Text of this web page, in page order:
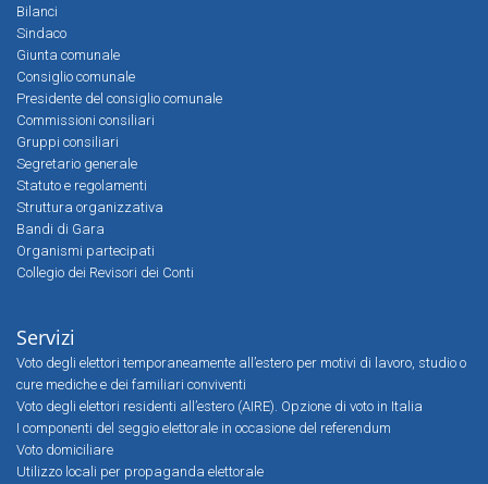
Bilanci
Sindaco
Giunta comunale
Consiglio comunale
Presidente del consiglio comunale
Commissioni consiliari
Gruppi consiliari
Segretario generale
Statuto e regolamenti
Struttura organizzativa
Bandi di Gara
Organismi partecipati
Collegio dei Revisori dei Conti
Servizi
Voto degli elettori temporaneamente all’estero per motivi di lavoro, studio o
cure mediche e dei familiari conviventi
Voto degli elettori residenti all’estero (AIRE). Opzione di voto in Italia
I componenti del seggio elettorale in occasione del referendum
Voto domiciliare
Utilizzo locali per propaganda elettorale